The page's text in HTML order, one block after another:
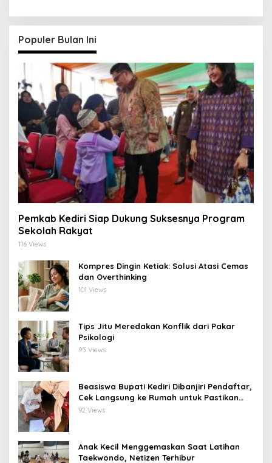
Populer Bulan Ini
Pemkab Kediri Siap Dukung Suksesnya Program
Sekolah Rakyat
116 Views
Kompres Dingin Ketiak: Solusi Atasi Cemas
dan Overthinking
101 Views
Tips Jitu Meredakan Konflik dari Pakar
Psikologi
95 Views
Beasiswa Bupati Kediri Dibanjiri Pendaftar,
Cek Langsung ke Rumah untuk Pastikan
Tepat Sasaran
92 Views
Anak Kecil Menggemaskan Saat Latihan
Taekwondo, Netizen Terhibur